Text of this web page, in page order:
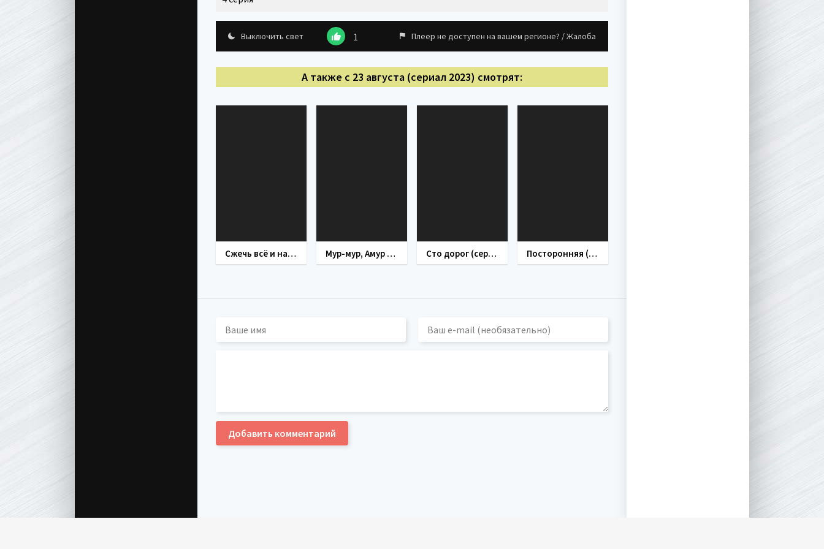
Выключить свет 1 Плеер не доступен на вашем регионе? / Жалоба
А также с 23 августа (сериал 2023) смотрят:
Сжечь всё и начать заново (сериал 2024) Мур-мур, Амур (сериал 2023) Сто дорог (сериал 2023) Посторонняя (сериал 2020)
Добавить комментарий